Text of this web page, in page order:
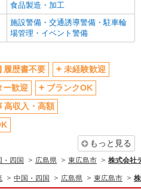
食品製造・加工
施設警備・交通誘導警備・駐車輪
場管理・イベント警備
履歴書不要
未経験歓迎
ー歓迎
ブランクOK
高収入・高額
もっと見る
・四国 広島県 東広島市 株式会社
中国・四国 広島県 東広島市